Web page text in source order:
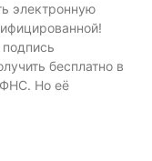
электронную
бесплатно в
ФНС. Но её